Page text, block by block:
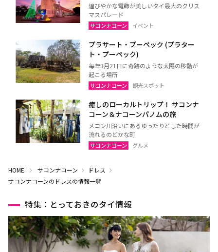
煌びやかな電飾が美しいタイ最大のクリス
マスパレード
サコンナコーン イベント
プラサート・プーペック (プラター
ト・プーペック)
毎年3月21日に奇跡のような太陽の移動が
起こる場所
サコンナコーン 観光スポット
癒しのローカルトリップ！ サコンナ
コーン＆ナコーンパノムの旅
メコン川沿いにあるゆったりとした時間が
流れるのどかな町
サコンナコーン グルメ
HOME サコンナコーン
ドレス
サコンナコーンのドレスの情報一覧
特集：とっておきのタイ情報